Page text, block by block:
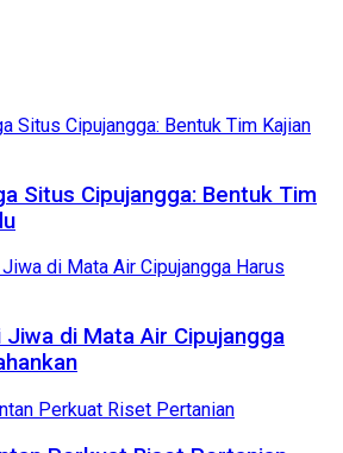
Situs Cipujangga: Bentuk Tim
Jiwa di Mata Air Cipujangga